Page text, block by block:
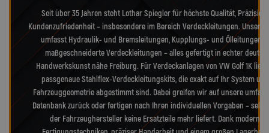
Seit über 35 Jahren steht Lothar Spiegler für höchste Qualität, Präzision
Kundenzufriedenheit – insbesondere im Bereich Verdeckleitungen. Unser
umfasst Hydraulik- und Bremsleitungen, Kupplungs- und Ölleitungen
maßgeschneiderte Verdeckleitungen – alles gefertigt in echter
Handwerkskunst nähe Freiburg. Für Verdeckanlagen von VW Golf 1K
passgenaue Stahlflex-Verdeckleitungskits, die exakt auf Ihr System
Fahrzeuggeometrie abgestimmt sind. Dabei greifen wir auf unsere
Datenbank zurück oder fertigen nach Ihren individuellen Vorgaben –
der Fahrzeughersteller keine Ersatzteile mehr liefert. Dank